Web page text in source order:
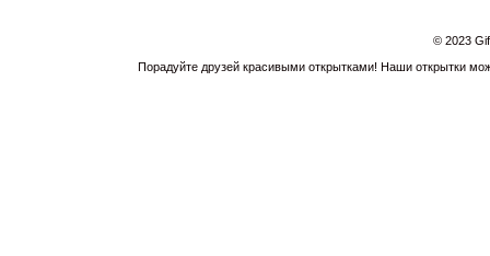
© 2023
Порадуйте друзей красивыми открытками! Наши открытки